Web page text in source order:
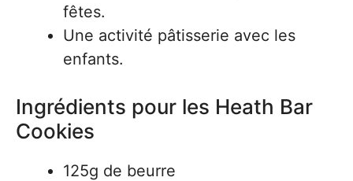
fêtes.
Une activité pâtisserie avec les
enfants.
Ingrédients pour les Heath Bar
Cookies
125g de beurre